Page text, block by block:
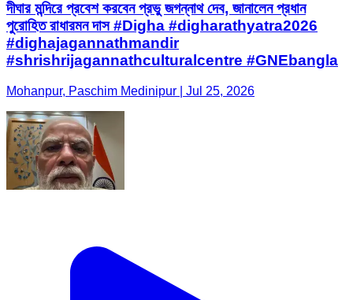
দীঘার মন্দিরে প্রবেশ করবেন প্রভু জগন্নাথ দেব, জানালেন প্রধান
পুরোহিত রাধারমন দাস #Digha #digharathyatra2026
#dighajagannathmandir
#shrishrijagannathculturalcentre #GNEbangla
Mohanpur, Paschim Medinipur | Jul 25, 2026